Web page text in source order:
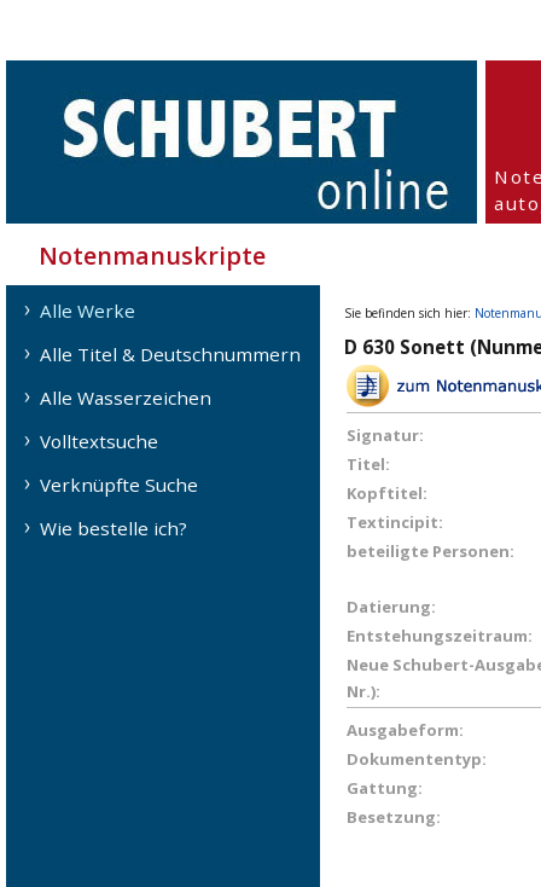
Notenmanuskripte
Alle Werke
Alle Titel & Deutschnummern
Alle Wasserzeichen
Volltextsuche
Verknüpfte Suche
Wie bestelle ich?
Sie befinden sich hier:
D 630 Sonett
Signatur:
Titel:
Kopftitel:
Textincipit:
beteiligte Personen:
Datierung:
Entstehungszeitraum:
Neue Schubert-
Nr.):
Ausgabeform:
Dokumententyp:
Gattung:
Besetzung: